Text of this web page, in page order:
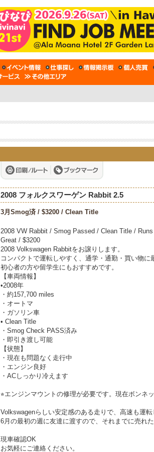
2008 フォルクスワーゲン Rabbit 2.5
3月Smog済 / $3200 / Clean Title
2008 VW Rabbit / Smog Passed / Clean Title / Runs
Great / $3200
2008 Volkswagen Rabbitをお譲りします。
コンパクトで運転しやすく、通学・通勤・買い物に
初心者の方や留学生にもおすすめです。
【車両情報】
•2008年
・約157,700 miles
・オートマ
・ガソリン車
• Clean Title
・Smog Check PASS済み
・即引き渡し可能
【状態】
・現在も問題なく走行中
・エンジン良好
・ACしっかり冷えます
⭐︎エンジンマウントの修理が必要です。現在ボンネ
Volkswagenらしい安定感のある走りで、高速も運転
6月の最初の週に友達に渡すので、それまでに売れた
現車確認OK
お気軽にご連絡ください。